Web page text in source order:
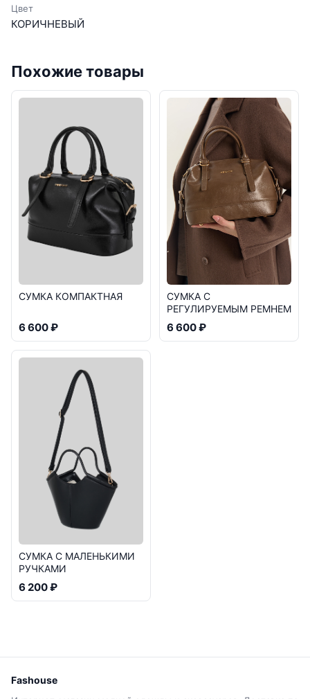
Цвет
КОРИЧНЕВЫЙ
Похожие товары
СУМКА КОМПАКТНАЯ
6 600 ₽
СУМКА С
РЕГУЛИРУЕМЫМ РЕМНЕМ
6 600 ₽
СУМКА С МАЛЕНЬКИМИ
РУЧКАМИ
6 200 ₽
Fashouse